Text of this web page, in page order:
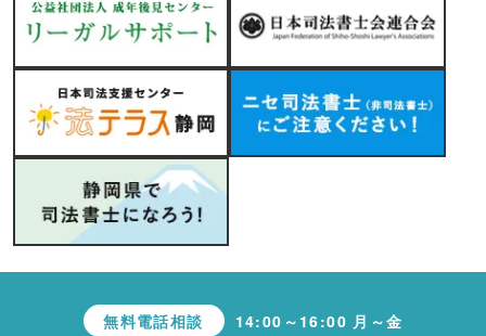
無料電話相談 14:00～16:00 月～金